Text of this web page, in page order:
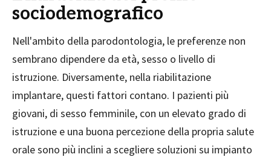
sociodemografico
Nell'ambito della parodontologia, le preferenze non
sembrano dipendere da età, sesso o livello di
istruzione. Diversamente, nella riabilitazione
implantare, questi fattori contano. I pazienti più
giovani, di sesso femminile, con un elevato grado di
istruzione e una buona percezione della propria salute
orale sono più inclini a scegliere soluzioni su impianto